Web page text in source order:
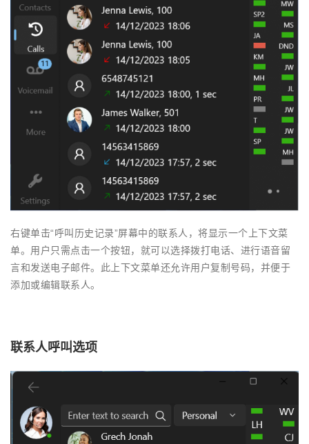
右键单击“呼叫历史记录”屏幕中的联系人，将显示一个上下文菜
单。用户只需点击一个按钮，就可以选择拨打电话、进行语音留
言和发送电子邮件。此上下文菜单还允许用户复制号码，并便于
添加或编辑联系人。
联系人呼叫选项